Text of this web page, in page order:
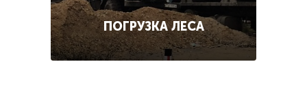
ПОГРУЗКА ЛЕСА